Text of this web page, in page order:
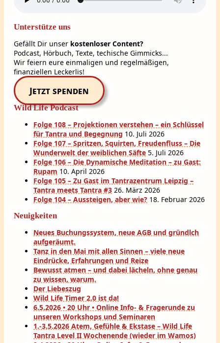
Unterstütze uns
Gefällt Dir unser kostenloser Content?
Podcast, Hörbuch, Texte, techische Gimmicks...
Wir feiern eure einmaligen und regelmäßigen,
finanziellen Leckerlis!
Jetzt spenden
Wild Life Podcast
Folge 108 – Projektionen verstehen – ein Schlüssel
für Tantra und Begegnung 10. Juli 2026
Folge 107 – Spritzen, Squirten, Freudenfluss – Die
Wunderwelt der weiblichen Säfte 5. Juli 2026
Folge 106 – Die Dynamische Meditation – zu Gast:
Rupam 10. April 2026
Folge 105 – Zu Gast im Tantrazentrum Leipzig –
Tantra meets Tantra #3 26. März 2026
Folge 104 – Aussteigen, aber wie? 18. Februar 2026
Neuigkeiten
Neues Buchungssystem, neue AGB und gründlch
aufgeräumt.
Tanz in den Mai mit allen Sinnen – viele neue
Eindrücke, Erfahrungen und Reize
Bewusst atmen – und dabei lächeln, ohne genau
zu wissen, warum.
Der Liebeszug
Wild Life Timer 2.0 ist da!
6.5.2026 • 20 Uhr • Online Info- & Fragerunde zu
unseren Workshops und Seminaren
1.-3.5.2026 Atem, Gefühle & Ekstase – Wild Life
Tantra Level II Wochenende (wieder im Wamos)